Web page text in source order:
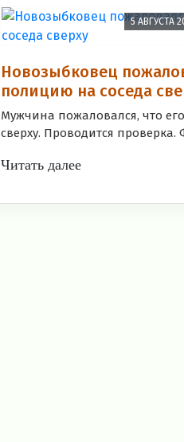
5 АВГУСТА
Новозыбковец
полицию на соседа
Мужчина пожаловался, что
сверху. Проводится проверка.
Читать далее